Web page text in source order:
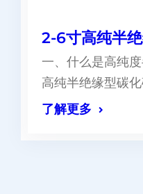
2-6寸高纯半
一、什么是高纯
高纯半绝缘型碳
了解更多